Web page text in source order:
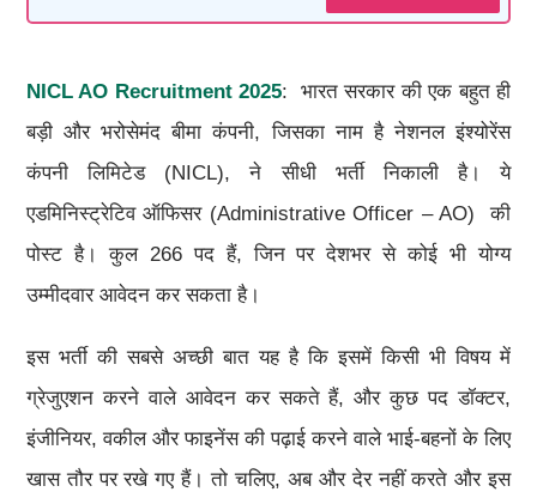
NICL AO Recruitment 2025: भारत सरकार की एक बहुत ही
बड़ी और भरोसेमंद बीमा कंपनी, जिसका नाम है नेशनल इंश्योरेंस
कंपनी लिमिटेड (NICL), ने सीधी भर्ती निकाली है। ये
एडमिनिस्ट्रेटिव ऑफिसर (Administrative Officer – AO) की
पोस्ट है। कुल 266 पद हैं, जिन पर देशभर से कोई भी योग्य
उम्मीदवार आवेदन कर सकता है।
इस भर्ती की सबसे अच्छी बात यह है कि इसमें किसी भी विषय में
ग्रेजुएशन करने वाले आवेदन कर सकते हैं, और कुछ पद डॉक्टर,
इंजीनियर, वकील और फाइनेंस की पढ़ाई करने वाले भाई-बहनों के लिए
खास तौर पर रखे गए हैं। तो चलिए, अब और देर नहीं करते और इस